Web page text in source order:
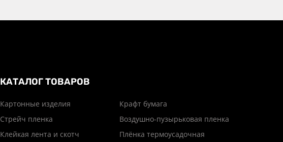
КАТАЛОГ ТОВАРОВ
Картонные изделия
Крафт бумага
Стрейч пленка
Воздушно-пузырьковая пленка
Клейкая лента и скотч
Плёнка термоусадочная